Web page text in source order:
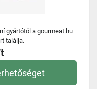
gyártótól a gourmeat.hu
találja.